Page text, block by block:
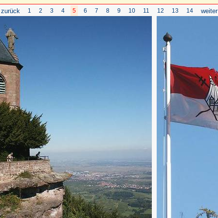
1 2 3 4 5 6 7 8 9 10 11 12 13 14